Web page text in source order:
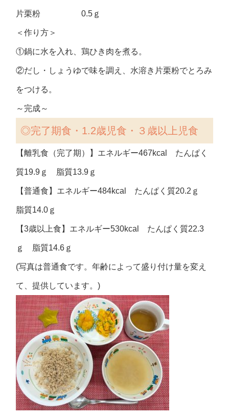
片栗粉 0.5ｇ
＜作り方＞
①鍋に水を入れ、鶏ひき肉を煮る。
②だし・しょうゆで味を調え、水溶き片栗粉でとろみ
をつける。
～完成～
◎完了期食・1.2歳児食・３歳以上児食
【離乳食（完了期）】エネルギー467kcal たんぱく
質19.9ｇ 脂質13.9ｇ
【普通食】エネルギー484kcal たんぱく質20.2ｇ
脂質14.0ｇ
【3歳以上食】エネルギー530kcal たんぱく質22.3
ｇ 脂質14.6ｇ
(写真は普通食です。年齢によって盛り付け量を変え
て、提供しています。)